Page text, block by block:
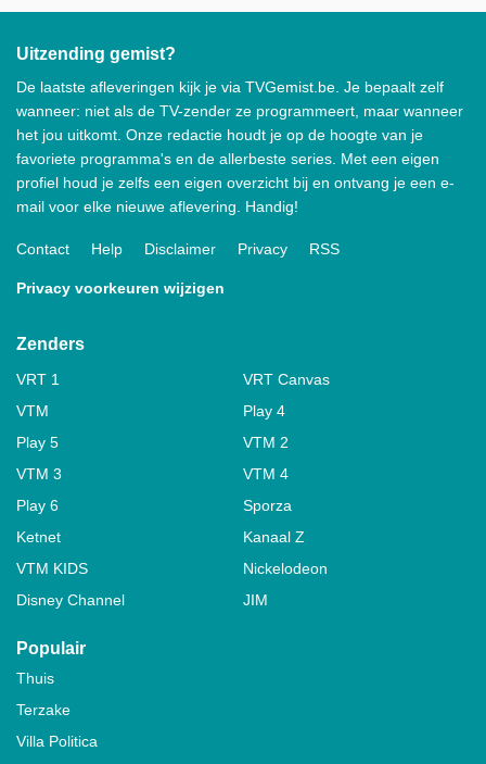
Uitzending gemist?
De laatste afleveringen kijk je via TVGemist.be. Je bepaalt zelf
wanneer: niet als de TV-zender ze programmeert, maar wanneer
het jou uitkomt. Onze redactie houdt je op de hoogte van je
favoriete programma's en de allerbeste series. Met een eigen
profiel houd je zelfs een eigen overzicht bij en ontvang je een e-
mail voor elke nieuwe aflevering. Handig!
Contact Help Disclaimer Privacy RSS
Privacy voorkeuren wijzigen
Zenders
VRT 1
VRT Canvas
VTM
Play 4
Play 5
VTM 2
VTM 3
VTM 4
Play 6
Sporza
Ketnet
Kanaal Z
VTM KIDS
Nickelodeon
Disney Channel
JIM
Populair
Thuis
Terzake
Villa Politica